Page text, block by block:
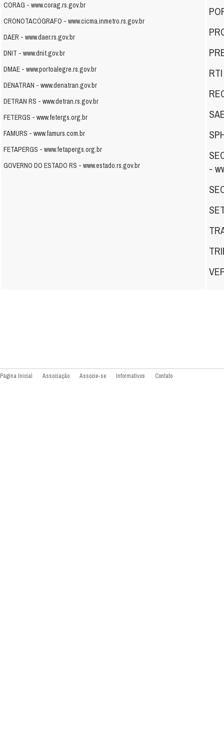
CORAG - www.corag.rs.gov.br
CRONOTACÓGRAFO - www.cicma.inmetro.rs.gov.br
DAER - www.daer.rs.gov.br
DNIT - www.dnit.gov.br
DMAE - www.portoalegre.rs.gov.br
DENATRAN - www.denatran.gov.br
DETRAN RS - www.detran.rs.gov.br
FETERGS - www.fetergs.org.br
FAMURS - www.famurs.com.br
FETAPERGS - www.fetapergs.org.br
GOVERNO DO ESTADO RS - www.estado.rs.gov.br
-
Página Inicial Associação Associe-se Informativos Contato